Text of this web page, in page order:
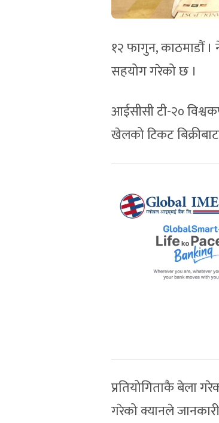
१२ फागुन, काठमाडौं
सहयोग गरेको छ ।
आईसीसी टी-२०
खेलको टिकट
प्रतियोगिताकै बेला
गरेको क्यानले